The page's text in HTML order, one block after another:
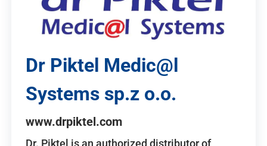
Dr Piktel Medic@l
Systems sp.z o.o.
www.drpiktel.com
Dr. Piktel is an authorized distributor of